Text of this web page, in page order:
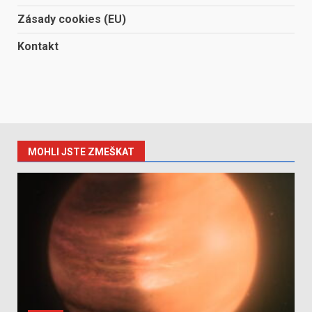
Zásady cookies (EU)
Kontakt
MOHLI JSTE ZMEŠKAT